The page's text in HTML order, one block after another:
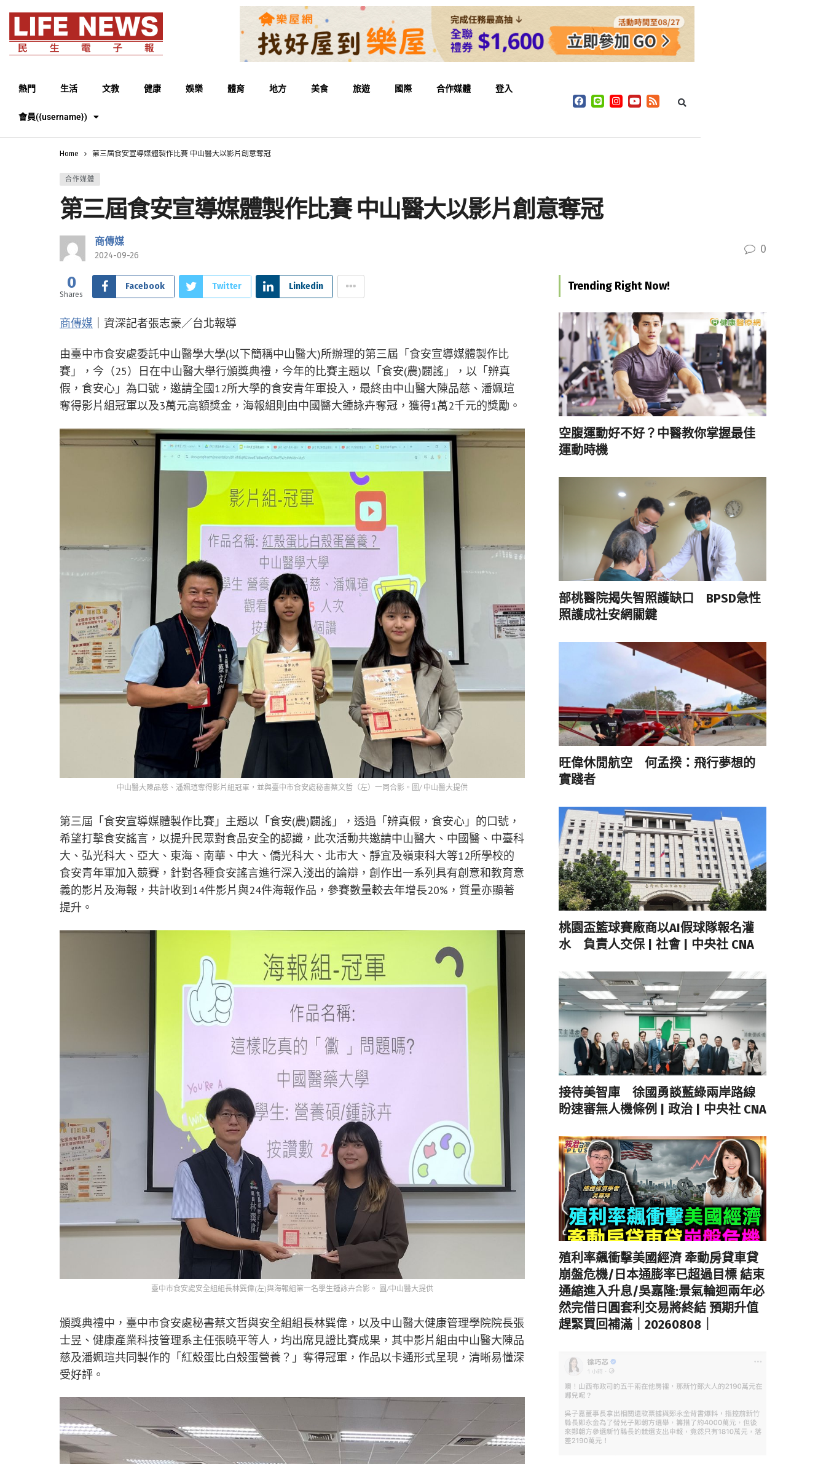
熱門 生活 文教 健康 娛樂 體育 地方 美食 旅遊 國際 合作媒體 登入
會員({username})
Home 第三屆食安宣導媒體製作比賽 中山醫大以影片創意奪冠
合作媒體
第三屆食安宣導媒體製作比賽 中山醫大以影片創意奪冠
商傳媒
2024-09-26 0
0
Shares
Facebook Twitter Linkedin
商傳媒 ｜資深記者張志豪／台北報導
由臺中市食安處委託中山醫學大學(以下簡稱中山醫大)所辦理的第三屆「食安宣導媒體製作比
賽」，今（25）日在中山醫大舉行頒獎典禮，今年的比賽主題以「食安(農)闢謠」，以「辨真
假，食安心」為口號，邀請全國12所大學的食安青年軍投入，最終由中山醫大陳品慈、潘姵瑄
奪得影片組冠軍以及3萬元高額獎金，海報組則由中國醫大鍾詠卉奪冠，獲得1萬2千元的獎勵。
中山醫大陳品慈、潘姵瑄奪得影片組冠軍，並與臺中市食安處秘書蔡文哲（左）一同合影。圖/ 中山醫大提供
第三屆「食安宣導媒體製作比賽」主題以「食安(農)闢謠」，透過「辨真假，食安心」的口號，
希望打擊食安謠言，以提升民眾對食品安全的認識，此次活動共邀請中山醫大、中國醫、中臺科
大、弘光科大、亞大、東海、南華、中大、僑光科大、北市大、靜宜及嶺東科大等12所學校的
食安青年軍加入競賽，針對各種食安謠言進行深入淺出的論辯，創作出一系列具有創意和教育意
義的影片及海報，共計收到14件影片與24件海報作品，參賽數量較去年增長20%，質量亦顯著
提升。
臺中市食安處安全組組長林巽偉(左)與海報組第一名學生鍾詠卉合影。 圖/中山醫大提供
頒獎典禮中，臺中市食安處秘書蔡文哲與安全組組長林巽偉，以及中山醫大健康管理學院院長張
士昱、健康產業科技管理系主任張曉平等人，均出席見證比賽成果，其中影片組由中山醫大陳品
慈及潘姵瑄共同製作的「紅殼蛋比白殼蛋營養？」奪得冠軍，作品以卡通形式呈現，清晰易懂深
受好評。
Trending Right Now!
空腹運動好不好？中醫教你掌握最佳
運動時機
部桃醫院揭失智照護缺口 BPSD急性
照護成社安網關鍵
旺偉休閒航空 何孟揆：飛行夢想的
實踐者
桃園盃籃球賽廠商以AI假球隊報名灌
水 負責人交保 | 社會 | 中央社 CNA
接待美智庫 徐國勇談藍綠兩岸路線
盼速審無人機條例 | 政治 | 中央社 CNA
殖利率飆衝擊美國經濟 牽動房貸車貸
崩盤危機/日本通膨率已超過目標 結束
通縮進入升息/吳嘉隆:景氣輪迴兩年必
然完借日圓套利交易將終結 預期升值
趕緊買回補滿｜20260808｜